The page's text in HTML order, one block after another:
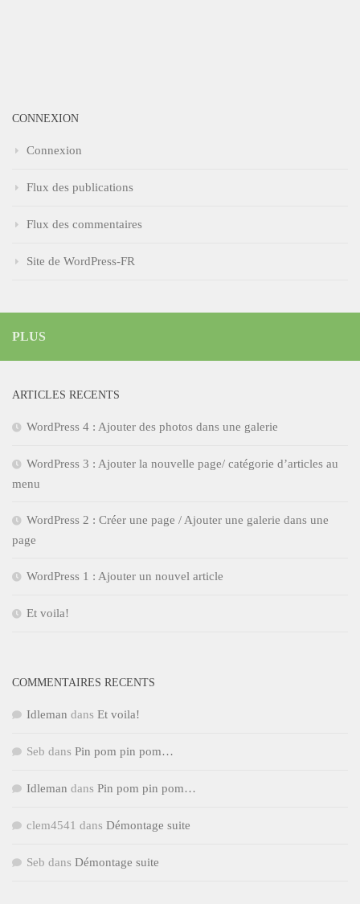
CONNEXION
Connexion
Flux des publications
Flux des commentaires
Site de WordPress-FR
PLUS
ARTICLES RECENTS
WordPress 4 : Ajouter des photos dans une galerie
WordPress 3 : Ajouter la nouvelle page/ catégorie d’articles au
menu
WordPress 2 : Créer une page / Ajouter une galerie dans une
page
WordPress 1 : Ajouter un nouvel article
Et voila!
COMMENTAIRES RECENTS
Idleman dans Et voila!
Seb dans Pin pom pin pom…
Idleman dans Pin pom pin pom…
clem4541 dans Démontage suite
Seb dans Démontage suite